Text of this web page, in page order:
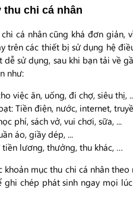
thu chi cá nhân
cá nhân cũng khá đơn
trên các thiết bị sử dụng hệ
sử dụng, sau khi bạn tải về
như:
việc ăn, uống, đi chợ, siêu thị,
Tiền điện, nước, internet,
phí, sách vở, vui chơi, sữa, ...
áo, giầy dép, ...
tiền lương, thưởng, thu khác, …
khoản mục thu chi cá nhân
ghi chép phát sinh ngay mọi